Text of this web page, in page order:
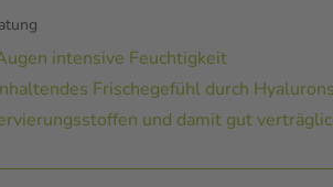
intensive Feuchtigkeit
Frischegefühl durch
und damit gut